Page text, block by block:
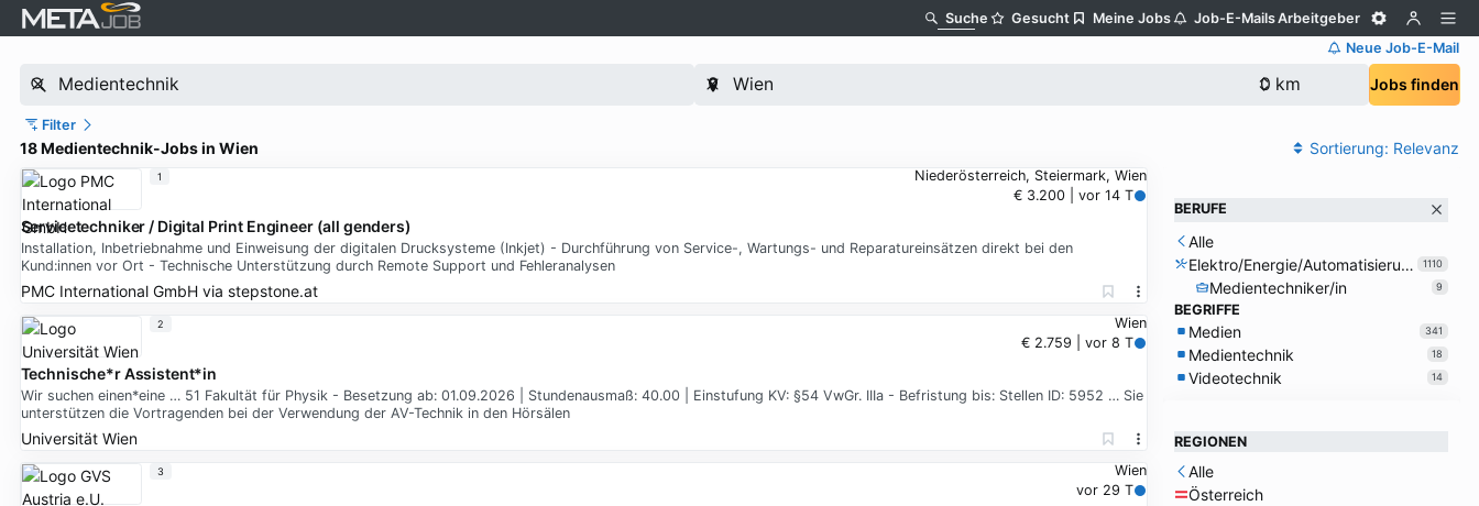
Suche Gesucht Meine Jobs Job-E-MailsArbeitgeber
Neue Job-E-Mail
Jobs finden
Filter
18 Medientechnik-Jobs in Wien Sortierung: Relevanz
Niederösterreich, Steiermark, Wien
€ 3.200 | vor 14 T
Servicetechniker / Digital Print Engineer (all genders)
Installation, Inbetriebnahme und Einweisung der digitalen Drucksysteme (Inkjet) - Durchführung von Service-, Wartungs- und Reparatureinsätzen direkt bei den
Kund:innen vor Ort - Technische Unterstützung durch Remote Support und Fehleranalysen
PMC International GmbHvia stepstone.at
1
Wien
€ 2.759 | vor 8 T
Technische*r Assistent*in
Wir suchen einen*eine … 51 Fakultät für Physik - Besetzung ab: 01.09.2026 | Stundenausmaß: 40.00 | Einstufung KV: §54 VwGr. IIIa - Befristung bis: Stellen ID: 5952 … Sie
unterstützen die Vortragenden bei der Verwendung der AV-Technik in den Hörsälen
Universität Wien
2
Wien
vor 29 T
3
BERUFE
Alle
Elektro/Energie/Automatisierung
1110
Medientechniker/in 9
BEGRIFFE
Medien 341
Medientechnik 18
Videotechnik 14
REGIONEN
Alle
Österreich